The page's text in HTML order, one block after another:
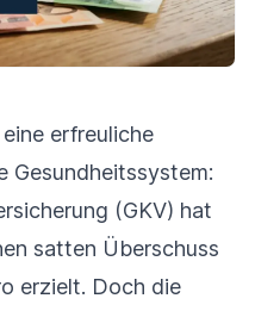
erfreuliche
Gesundheitssystem:
(GKV) hat
satten Überschuss
erzielt. Doch die